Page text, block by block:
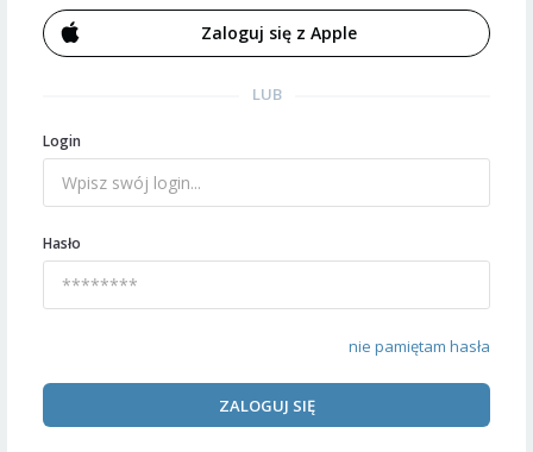
Zaloguj się z Apple
LUB
Login
Hasło
nie pamiętam hasła
ZALOGUJ SIĘ